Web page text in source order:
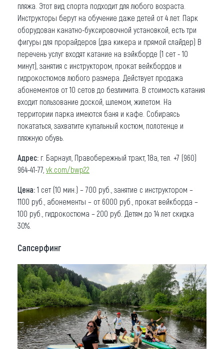
пляжа. Этот вид спорта подходит для любого возраста.
Инструкторы берут на обучение даже детей от 4 лет. Парк
оборудован канатно-буксировочной установкой, есть три
фигуры для прорайдеров (два кикера и прямой слайдер) В
перечень услуг входят катание на вэйкборде (1 сет - 10
минут), занятия с инструктором, прокат вейкбордов и
гидрокостюмов любого размера. Действует продажа
абонементов от 10 сетов до безлимита. В стоимость катания
входит пользование доской, шлемом, жилетом. На
территории парка имеются баня и кафе. Собираясь
покататься, захватите купальный костюм, полотенце и
пляжную обувь.
Адрес: г. Барнаул, Правобережный тракт, 18а, тел. +7 (960)
964-41-77, vk.com/bwp22
Цена: 1 сет (10 мин.) – 700 руб., занятие с инструктором –
1100 руб., абонементы – от 6000 руб., прокат вейкборда –
100 руб., гидрокостюма – 200 руб. Детям до 14 лет скидка
30%.
Сапсерфинг